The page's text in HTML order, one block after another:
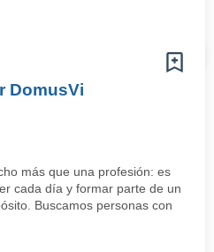
DomusVi
más que una profesión: es
cada día y formar parte de un
Buscamos personas con